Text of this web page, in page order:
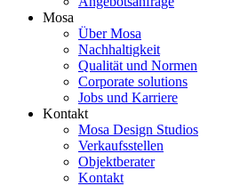
Mosa
Über Mosa
Nachhaltigkeit
Qualität und Normen
Corporate solutions
Jobs und Karriere
Kontakt
Mosa Design Studios
Verkaufsstellen
Objektberater
Kontakt